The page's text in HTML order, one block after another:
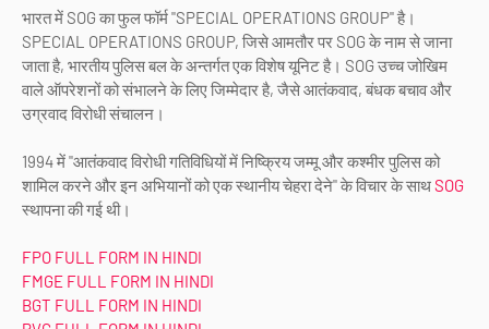
भारत में SOG का फुल फॉर्म "SPECIAL OPERATIONS GROUP" है।
SPECIAL OPERATIONS GROUP, जिसे आमतौर पर SOG के नाम से जाना
जाता है, भारतीय पुलिस बल के अन्तर्गत एक विशेष यूनिट है। SOG उच्च जोखिम
वाले ऑपरेशनों को संभालने के लिए जिम्मेदार है, जैसे आतंकवाद, बंधक बचाव और
उग्रवाद विरोधी संचालन।
1994 में "आतंकवाद विरोधी गतिविधियों में निष्क्रिय जम्मू और कश्मीर पुलिस को
शामिल करने और इन अभियानों को एक स्थानीय चेहरा देने" के विचार के साथSOG
स्थापना की गई थी।
FPO FULL FORM IN HINDI
FMGE FULL FORM IN HINDI
BGT FULL FORM IN HINDI